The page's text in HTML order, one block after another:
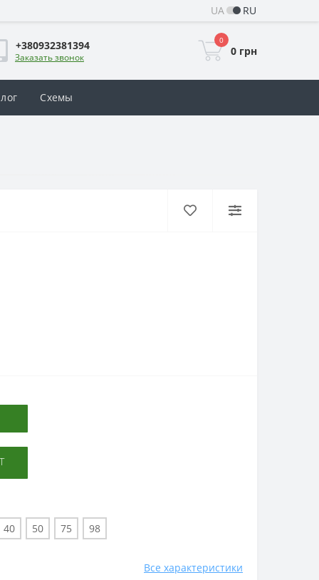
UA RU
+380932381394
Заказать звонок
0
0 грн
Схемы
40 50 75 98
Все характеристики